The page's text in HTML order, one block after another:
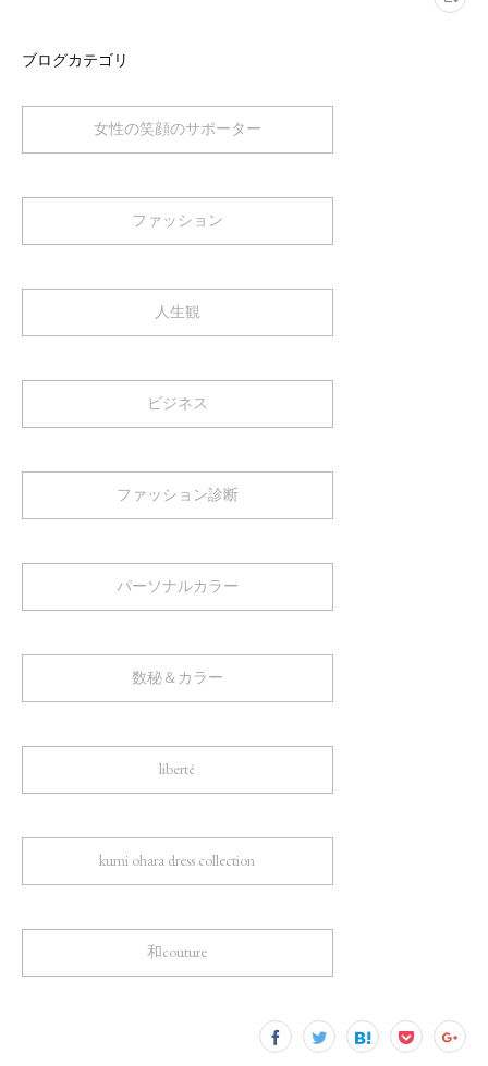
ブログカテゴリ
女性の笑顔のサポーター
ファッション
人生観
ビジネス
ファッション診断
パーソナルカラー
数秘＆カラー
liberté
kumi ohara dress collection
和couture